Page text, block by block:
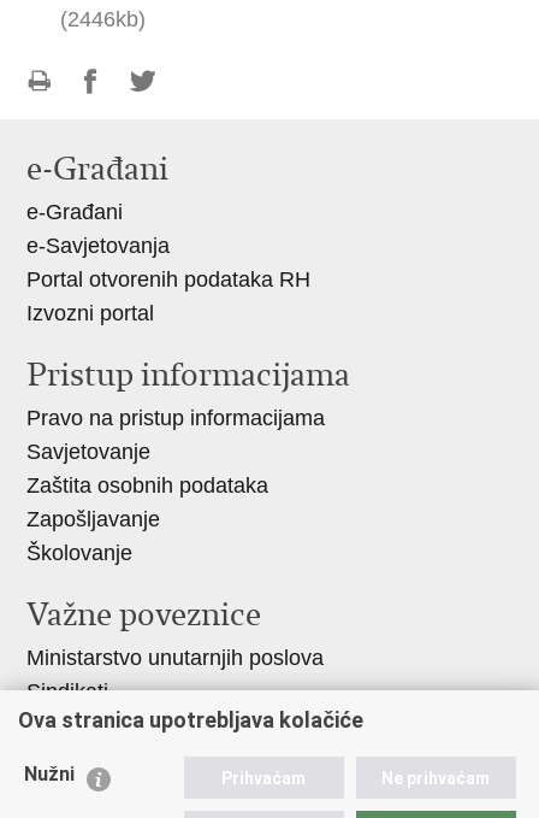
(2446kb)
Facebooku
Twitteru
e-Građani
e-Građani
e-Savjetovanja
Portal otvorenih podataka RH
Izvozni portal
Pristup informacijama
Pravo na pristup informacijama
Savjetovanje
Zaštita osobnih podataka
Zapošljavanje
Školovanje
Važne poveznice
Ministarstvo unutarnjih poslova
Sindikati
Udruge
Policijska akademija
Ova stranica upotrebljava kolačiće
Nužni Prihvaćam Ne prihvaćam